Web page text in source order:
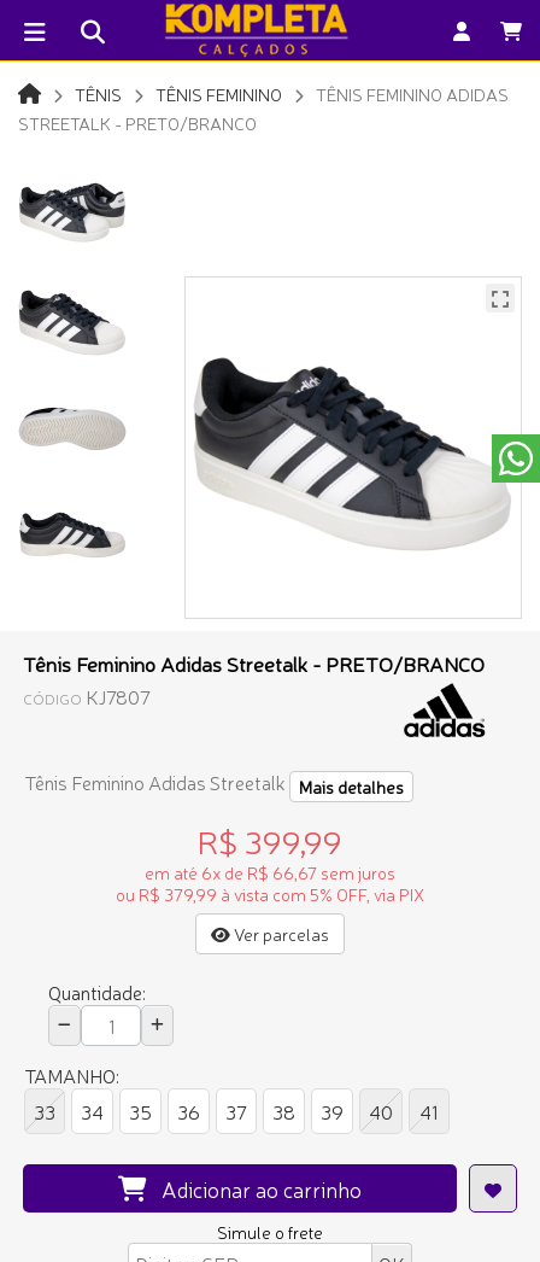
TÊNIS TÊNIS FEMININO
TÊNIS FEMININO ADIDAS
STREETALK - PRETO/BRANCO
Tênis Feminino Adidas Streetalk - PRETO/BRANCO
CÓDIGO KJ7807
Tênis Feminino Adidas Streetalk Mais detalhes
R$ 399,99
em até 6x de R$ 66,67 sem juros
ou R$ 379,99 à vista com 5% OFF, via PIX
Ver parcelas
Quantidade:
TAMANHO:
33
34 35 36 37 38 39 40 41
Adicionar ao carrinho
Simule o frete